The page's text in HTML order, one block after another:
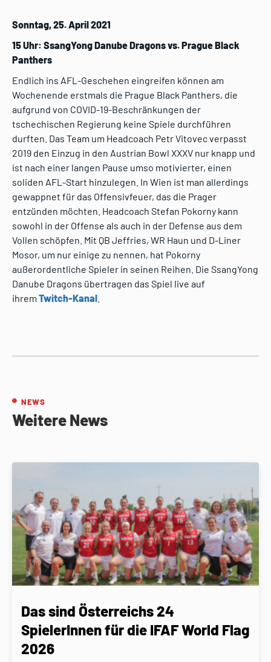
Sonntag, 25. April 2021
15 Uhr: SsangYong Danube Dragons vs. Prague Black
Panthers
Endlich ins AFL-Geschehen eingreifen können am
Wochenende erstmals die Prague Black Panthers, die
aufgrund von COVID-19-Beschränkungen der
tschechischen Regierung keine Spiele durchführen
durften. Das Team um Headcoach Petr Vitovec verpasst
2019 den Einzug in den Austrian Bowl XXXV nur knapp und
ist nach einer langen Pause umso motivierter, einen
soliden AFL-Start hinzulegen. In Wien ist man allerdings
gewappnet für das Offensivfeuer, das die Prager
entzünden möchten. Headcoach Stefan Pokorny kann
sowohl in der Offense als auch in der Defense aus dem
Vollen schöpfen. Mit QB Jeffries, WR Haun und D-Liner
Mosor, um nur einige zu nennen, hat Pokorny
außerordentliche Spieler in seinen Reihen. Die SsangYong
Danube Dragons übertragen das Spiel live auf
ihrem Twitch-Kanal
NEWS
Weitere News
Das sind Österreichs 24
SpielerInnen für die IFAF World Flag
2026